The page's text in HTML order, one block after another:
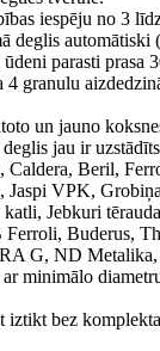
iespēju no 3
deglis automātiski
parasti
granulu
un jauno
jau ir
Beril,
Jaspi VPK,
Jebkuri
Buderus,
G, ND Metalika,
minimālo
iztikt bez